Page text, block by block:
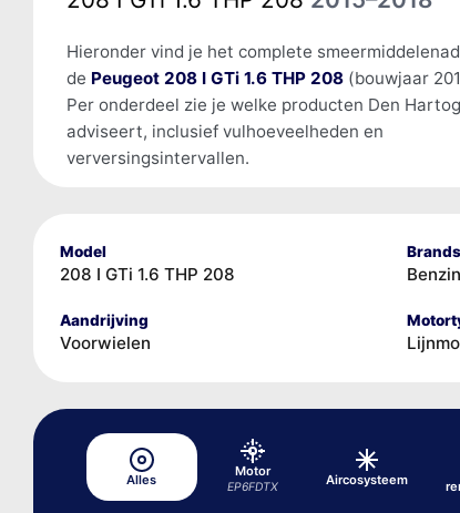
Hieronder vind je het complete
de Peugeot 208 I GTi 1.6 THP 208(bouwjaar
Per onderdeel zie je welke producten Den Hartog
adviseert, inclusief vulhoeveelheden en
verversingsintervallen.
Model
208 I GTi 1.6 THP 208
Aandrijving
Voorwielen
Alles
Motor
EP6FDTX Aircosysteem